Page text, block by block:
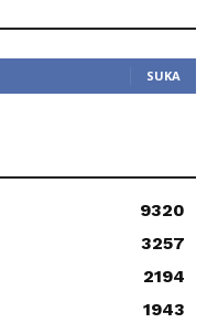
SUKA
9320
3257
2194
1943